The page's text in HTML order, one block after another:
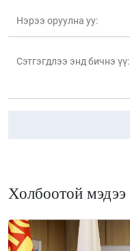
Холбоотой мэдээ